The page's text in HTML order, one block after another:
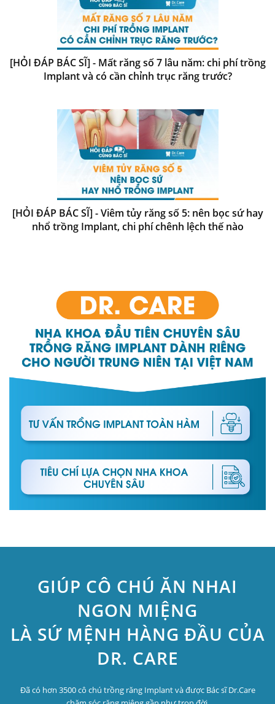
[HỎI ĐÁP BÁC SĨ] - Mất răng số 7 lâu năm: chi phí trồng
Implant và có cần chỉnh trục răng trước?
[HỎI ĐÁP BÁC SĨ] - Viêm tủy răng số 5: nên bọc sứ hay
nhổ trồng Implant, chi phí chênh lệch thế nào
GIÚP CÔ CHÚ ĂN NHAI
NGON MIỆNG
LÀ SỨ MỆNH HÀNG ĐẦU CỦA
DR. CARE
Đã có hơn 3500 cô chú trồng răng Implant và được Bác sĩ Dr.Care